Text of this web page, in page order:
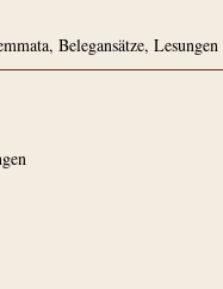
Belegansätze, Lesungen